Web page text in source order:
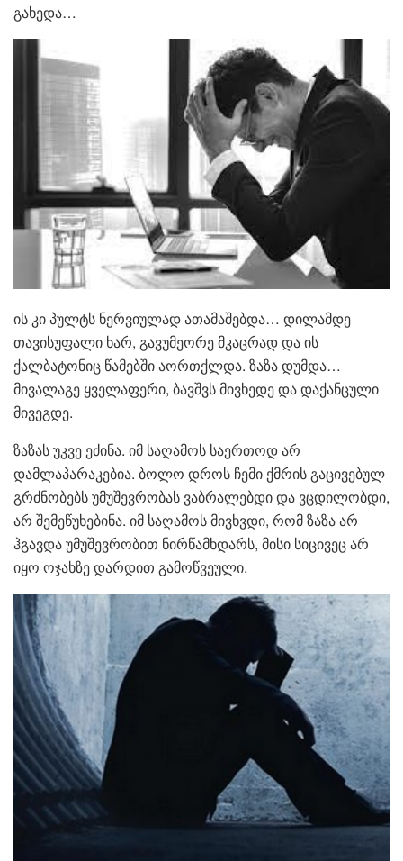
გახედა…
ის კი პულტს ნერვიულად ათამაშებდა… დილამდე
თავისუფალი ხარ, გავუმეორე მკაცრად და ის
ქალბატონიც წამებში აორთქლდა. ზაზა დუმდა…
მივალაგე ყველაფერი, ბავშვს მივხედე და დაქანცული
მივეგდე.
ზაზას უკვე ეძინა. იმ საღამოს საერთოდ არ
დამლაპარაკებია. ბოლო დროს ჩემი ქმრის გაცივებულ
გრძნობებს უმუშევრობას ვაბრალებდი და ვცდილობდი,
არ შემეწუხებინა. იმ საღამოს მივხვდი, რომ ზაზა არ
ჰგავდა უმუშევრობით ნირწამხდარს, მისი სიცივეც არ
იყო ოჯახზე დარდით გამოწვეული.